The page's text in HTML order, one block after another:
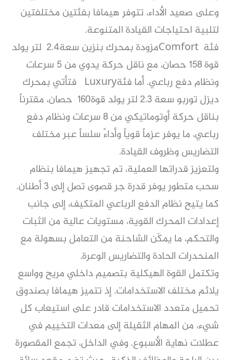
وعلى صعيد الأداء، تتوفر هيمافا بفئتين مختلفتين
لتلبية احتياجات القيادة المتنوعة.
فئة Comfortمزودة بمحرك بنزين سعة2.4 لتر يولد
قوة 158 حصان، مع ناقل حركة يدوي من 5 سرعات
ونظام دفع رباعي. أما فئةLuxury فتأتي بمحرك
ديزل توربو سعة 2.3 لتر يولد قوة160 حصان، مقترناً
بناقل حركة أوتوماتيكي من 8 سرعات ونظام دفع
رباعي، ما يوفر عزماً قوياً وأداءً سلساً عبر مختلف
التضاريس وظروف القيادة.
ولتعزيز قدراتها العملية، تم تجهيز هيمافا بنظام
سحب متطور يوفر قدرة جر قصوى تصل إلى 3 أطنان.
كما يتيح نظام الدفع الرباعي المتكيف، إلى جانب
إعدادات المحرك القوية، مستويات عالية من الثبات
والتحكم، ما يمكّن الشاحنة من التعامل بسهولة مع
المنحدرات الحادة والتضاريس الوعرة.
وتكتمل القوة الهيكلية بتصميم داخلي مريح وواسع
يلائم مختلف الاستخدامات. إذ تتميز هيمافا بصندوق
تحميل متعدد الاستخدامات قادر على استيعاب كل
شيء، من المهام الثقيلة إلى معدات التخييم في
عطلات نهاية الأسبوع. وفي الداخل، تجمع المقصورة